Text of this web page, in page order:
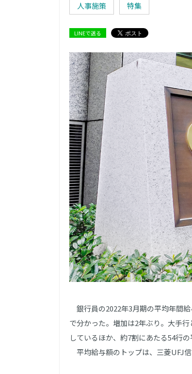
人事施策 特集
LINEで送る
銀行員の2022年3月期の平均年間
で分かった。増加は2年ぶり。大手
しているほか、約7割にあたる54行
平均給与額のトップは、三菱UFJ